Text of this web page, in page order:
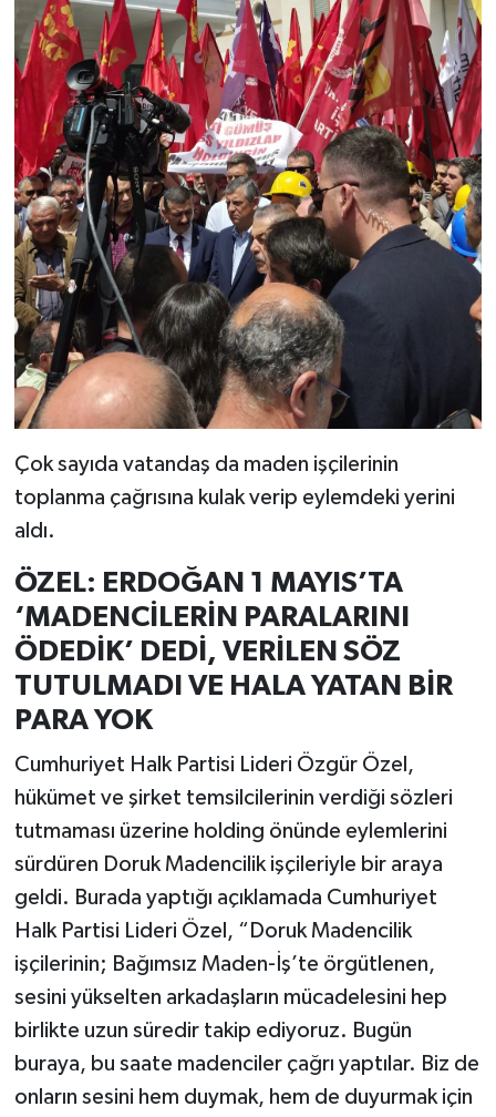
Çok sayıda vatandaş da maden işçilerinin
toplanma çağrısına kulak verip eylemdeki yerini
aldı.
ÖZEL: ERDOĞAN 1 MAYIS’TA
‘MADENCİLERİN PARALARINI
ÖDEDİK’ DEDİ, VERİLEN SÖZ
TUTULMADI VE HALA YATAN BİR
PARA YOK
Cumhuriyet Halk Partisi Lideri Özgür Özel,
hükümet ve şirket temsilcilerinin verdiği sözleri
tutmaması üzerine holding önünde eylemlerini
sürdüren Doruk Madencilik işçileriyle bir araya
geldi. Burada yaptığı açıklamada Cumhuriyet
Halk Partisi Lideri Özel, “Doruk Madencilik
işçilerinin; Bağımsız Maden-İş’te örgütlenen,
sesini yükselten arkadaşların mücadelesini hep
birlikte uzun süredir takip ediyoruz. Bugün
buraya, bu saate madenciler çağrı yaptılar. Biz de
onların sesini hem duymak, hem de duyurmak için